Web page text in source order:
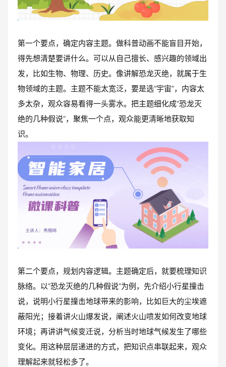
第一个要点，确定内容主题。做科普动画不能盲目开始，
得先想清楚要讲什么。可以从自己擅长、感兴趣的领域出
发，比如生物、物理、历史。像讲解恐龙灭绝，就属于生
物领域的主题。主题不能太宽泛，要是选“宇宙”，内容太
多太杂，观众容易看得一头雾水。把主题细化成“恐龙灭
绝的几种假说”，聚焦一个点，观众能更清晰地获取知
识。
第二个要点，规划内容逻辑。主题确定后，就要梳理知识
脉络。以“恐龙灭绝的几种假说”为例，先介绍小行星撞击
说，说明小行星撞击地球带来的影响，比如巨大的尘埃遮
蔽阳光；接着讲火山爆发说，阐述火山喷发如何改变地球
环境；再讲讲气候变迁说，分析当时地球气候发生了哪些
变化。用这种层层递进的方式，把知识点串联起来，观众
理解起来就轻松多了。